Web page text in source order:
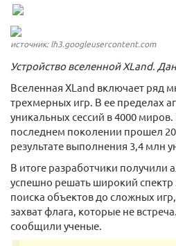
источник: lh3.googleusercontent.com
Устройство вселенной XLand.
Вселенная XLand включает ряд
трехмерных игр. В ее пределах
уникальных сессий в 4000
последнем поколении прошел
результате выполнения 3,4 млн
В итоге разработчики получили
успешно решать широкий спектр
поиска объектов до сложных
захват флага, которые не
сообщили ученые.